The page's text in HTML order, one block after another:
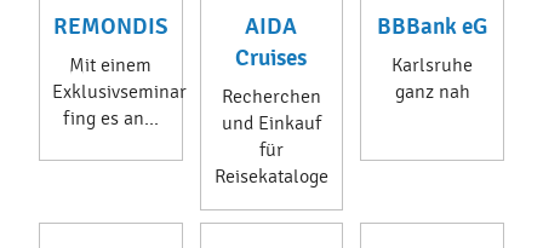
REMONDIS
Mit einem
Exklusivseminar
fing es an...
AIDA
Cruises
Recherchen
und Einkauf
für
Reisekataloge
BBBank eG
Karlsruhe
ganz nah